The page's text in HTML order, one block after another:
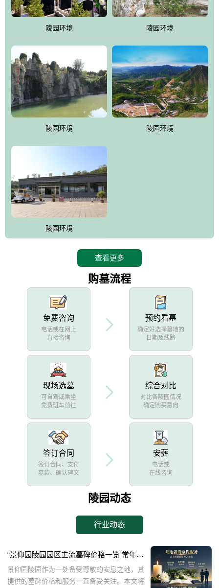
陵园环境 陵园环境
陵园环境 陵园环境
陵园环境
查看更多
购墓流程
免费咨询
电话或在网上
直接咨询
预约看墓
确定好选择墓地的
日期及线路
现场选墓
可自驾或乘坐
免费班车前往
综合对比
对比各陵园情况
确定购买意向
签订合同
签订合同、支付
墓款、确认碑文
安葬
电话或
在线咨询
陵园动态
行业动态
“景仰园陵园园区主流墓碑价格一览 常年保洁养护随单赠送 专属优惠活动解析”
景仰园陵园作为一处备受尊敬的安息之地，其
提供的墓碑价格和服务一直备受关注。本文将